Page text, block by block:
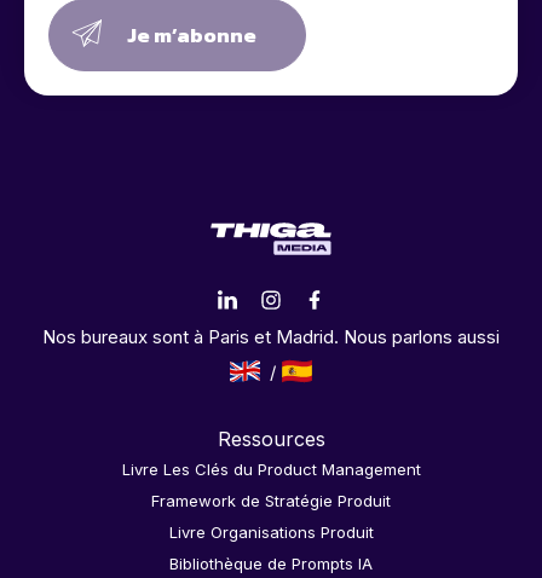
Je m’abonne
Nos bureaux sont à Paris et Madrid. Nous parlons aussi
Ressources
Livre Les Clés du Product Management
Framework de Stratégie Produit
Livre Organisations Produit
Bibliothèque de Prompts IA